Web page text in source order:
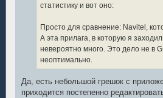
статистику и вот оно:
Просто для сравнение: Navitel,
А эта прилага, в которую я
невероятно много. Это дело не в
неоптимально.
Да, есть небольшой грешок с
приходится постепенно